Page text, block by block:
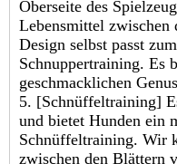
Oberseite des
Lebensmittel zwischen
Design selbst passt
Schnuppertraining. Es
geschmacklichen
5. [Schnüffeltraining]
und bietet Hunden ein
Schnüffeltraining. Wir
zwischen den Blättern